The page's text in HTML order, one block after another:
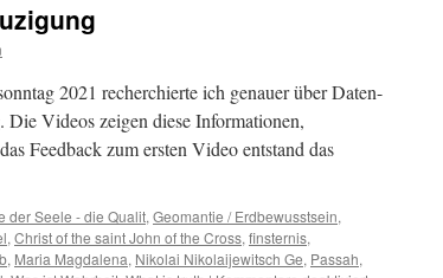
das?
2021 recherchierte ich genauer über Daten-
Videos zeigen diese Informationen,
Feedback zum ersten Video entstand das
der Seele - die Qualit, Geomantie / Erdbewusstsein,
, Christ of the saint John of the Cross, finsternis,
, Maria Magdalena, Nikolai Nikolaijewitsch Ge, Passah,